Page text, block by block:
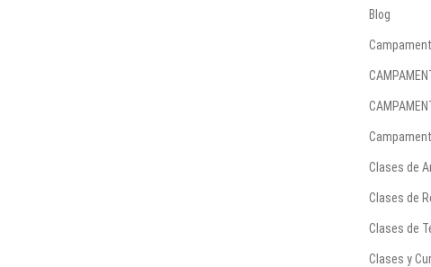
Blog
Clases de
Clases de
Clases de
Clases y